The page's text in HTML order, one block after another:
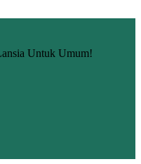
Untuk Umum!